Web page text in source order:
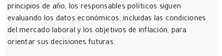
principios de año, los responsables políticos siguen
evaluando los datos económicos, incluidas las condiciones
del mercado laboral y los objetivos de inflación, para
orientar sus decisiones futuras.